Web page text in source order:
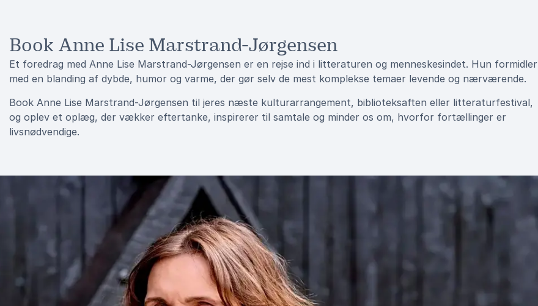
Book Anne Lise Marstrand-Jørgensen
Et foredrag med Anne Lise Marstrand-Jørgensen er en rejse ind i litteraturen og menneskesindet. Hun formidler
med en blanding af dybde, humor og varme, der gør selv de mest komplekse temaer levende og nærværende.
Book Anne Lise Marstrand-Jørgensen til jeres næste kulturarrangement, biblioteksaften eller litteraturfestival,
og oplev et oplæg, der vækker eftertanke, inspirerer til samtale og minder os om, hvorfor fortællinger er
livsnødvendige.